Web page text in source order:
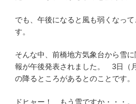
でも、午後になると風も弱くなっ
す。
そんな中、前橋地方気象台から雪
報が午後発表されました。 3日（
の降るところがあるとのことです。
ドヒャー！ もう雪ですか・・・。